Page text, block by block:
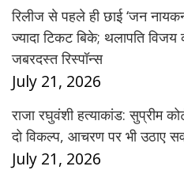
रिलीज से पहले ही छाई ‘जन
ज्यादा टिकट बिके; थलापति विजय
जबरदस्त रिस्पॉन्स
July 21, 2026
राजा रघुवंशी हत्याकांड: सुप्रीम
दो विकल्प, आचरण पर भी उठाए
July 21, 2026